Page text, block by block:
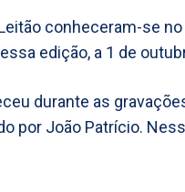
conheceram-se
edição, a 1 de
durante as
por João Patrício.